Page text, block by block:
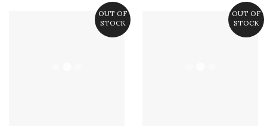
OUT OF
STOCK
OUT OF
STOCK